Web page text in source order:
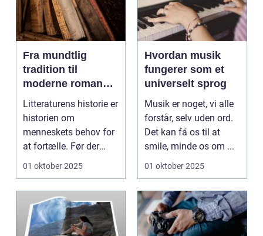
Fra mundtlig
tradition til
moderne romaner:
Litteraturens
udvikling
Litteraturens historie er
historien om
menneskets behov for
at fortælle. Før der
fandte...
01 oktober 2025
Hvordan musik
fungerer som et
universelt sprog
Musik er noget, vi alle
forstår, selv uden ord.
Det kan få os til at
smile, minde os om ...
01 oktober 2025